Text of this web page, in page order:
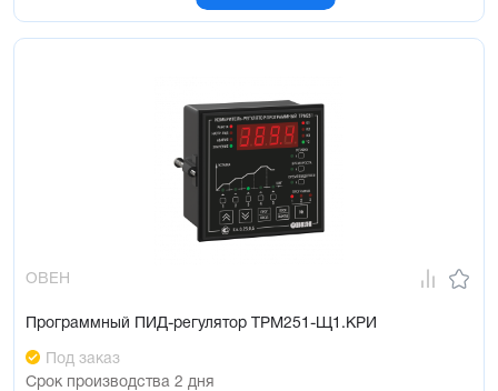
ОВЕН
Программный ПИД-регулятор ТРМ251-Щ1.КРИ
Под заказ
Срок производства 2 дня